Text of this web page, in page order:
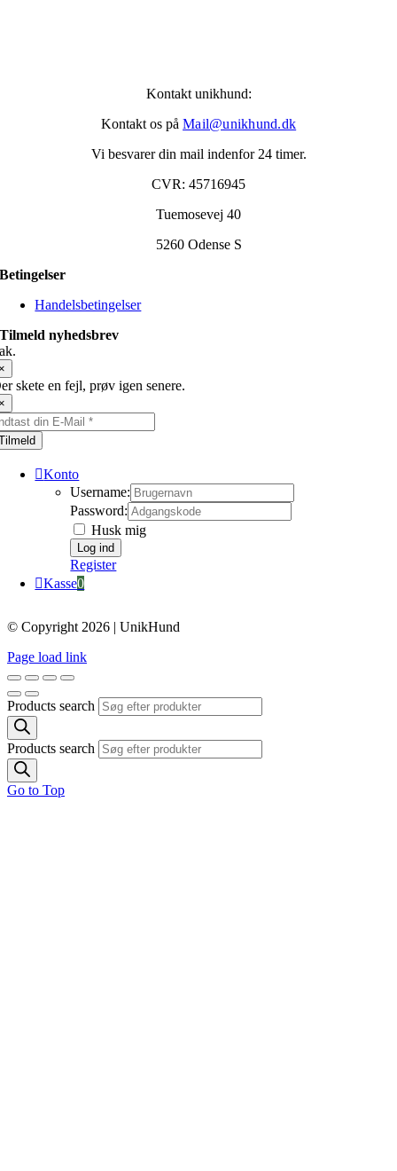
Kontakt unikhund:
Kontakt os på Mail@unikhund.dk
Vi besvarer din mail indenfor 24 timer.
CVR: 45716945
Tuemosevej 40
5260 Odense S
Betingelser
Handelsbetingelser
Tilmeld nyhedsbrev
skete en fejl, prøv igen senere.
Konto
Username:
Password:
Husk mig
Register
Kasse0
© Copyright 2026 | UnikHund
Page load link
Products search
Products search
Go to Top